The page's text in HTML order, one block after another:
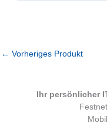
← Vorheriges Produkt
Ihr persönlicher